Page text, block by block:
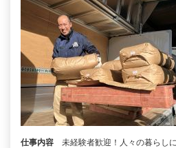
仕事内容
未経験者歓迎！人々の暮らし